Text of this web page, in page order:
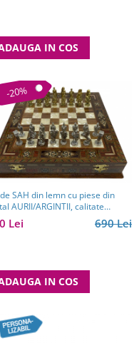
IN COS
-20%
de SAH din lemn cu piese din
AURII/ARGINTII, calitate
690 Lei
Lei
IN COS